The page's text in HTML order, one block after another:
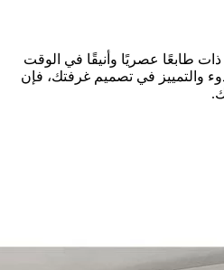
ذات طابعًا عصريًا وأنيقًا في الوقت
والتمييز في تصميم غرفتك، فإن